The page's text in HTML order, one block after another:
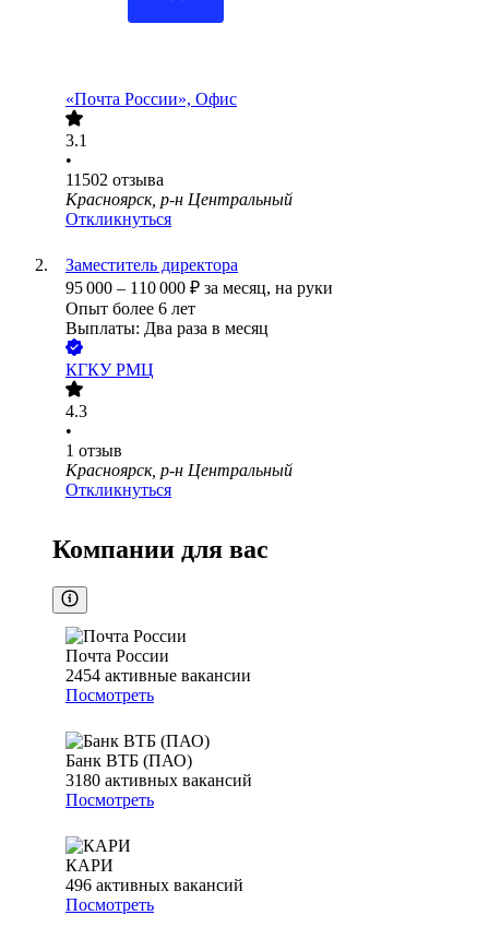
«Почта России», Офис
3.1
•
11502 отзыва
Красноярск, р-н Центральный
Откликнуться
Заместитель директора
95 000 – 110 000 ₽ за месяц, на руки
Опыт более 6 лет
Выплаты: Два раза в месяц
КГКУ РМЦ
4.3
•
1 отзыв
Красноярск, р-н Центральный
Откликнуться
Компании для вас
Почта России
2454 активные вакансии
Посмотреть
Банк ВТБ (ПАО)
3180 активных вакансий
Посмотреть
КАРИ
496 активных вакансий
Посмотреть